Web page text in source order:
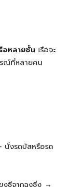
อหลายชั้น เรือจะ
รณ์ที่หลายคน
นั่งรถบัสหรือรถ
งซีจากฉงชิ่ง →